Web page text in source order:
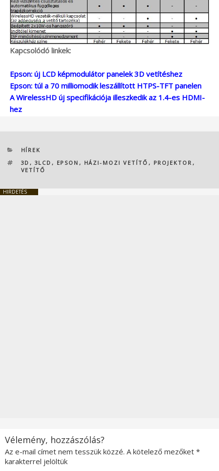
Kapcsolódó linkek:
Epson: új LCD képmodulátor panelek 3D vetítéshez
Epson: túl a 70 milliomodik leszállított HTPS-TFT panelen
A WirelessHD új specifikációja illeszkedik az 1.4-es HDMI-
hez
KATEGÓRIÁK
HÍREK
CÍMKÉK
3D , 3LCD , EPSON , HÁZI-MOZI VETÍTŐ , PROJEKTOR ,
VETÍTŐ
HIRDETÉS
Vélemény, hozzászólás?
Az e-mail címet nem tesszük közzé. A kötelező mezőket *
karakterrel jelöltük